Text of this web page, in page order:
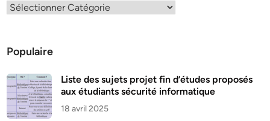
Populaire
Liste des sujets projet fin d’études proposés
aux étudiants sécurité informatique
18 avril 2025